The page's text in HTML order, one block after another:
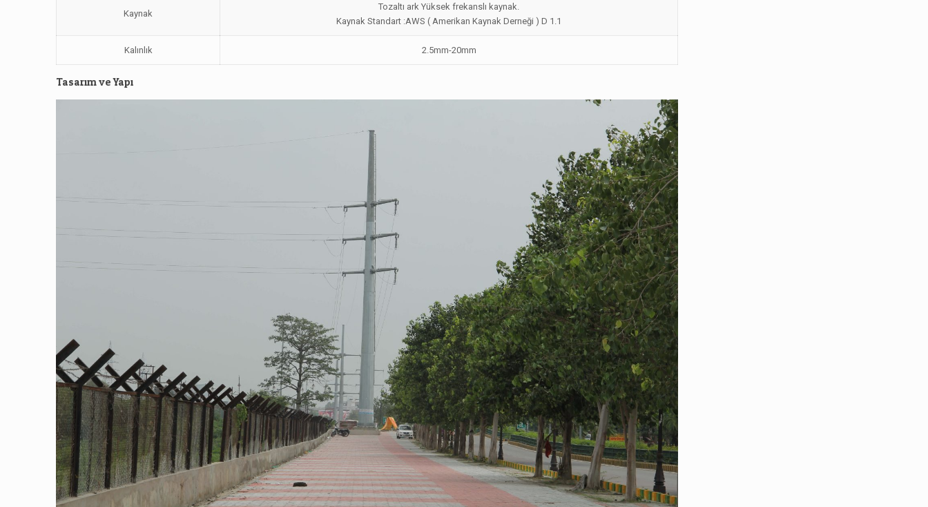
Kaynak
Tozaltı ark Yüksek frekanslı kaynak.
Kaynak Standart :AWS ( Amerikan Kaynak Derneği ) D 1.1
Kalınlık 2.5mm-20mm
Tasarım ve Yapı